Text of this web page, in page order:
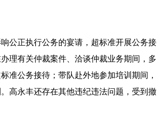
公正执行公务的宴请，超标准开展公务接
理有关仲裁案件、洽谈仲裁业务期间，多
准公务接待；带队赴外地参加培训期间，
高永丰还存在其他违纪违法问题，受到撤